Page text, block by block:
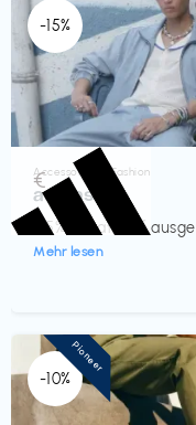
-15%
Accessoires & Fashion
adidas
-15% Rabatt auf
Mehr lesen
€‎
-10%
Pioneer